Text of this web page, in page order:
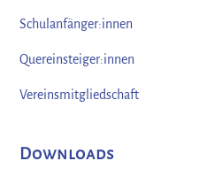
Schulanfänger:innen
Quereinsteiger:innen
Vereinsmitgliedschaft
Downloads